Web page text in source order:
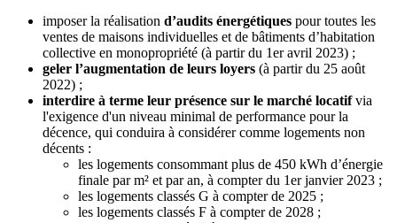
imposer la réalisation d’audits énergétiques pour toutes les
ventes de maisons individuelles et de bâtiments d’habitation
collective en monopropriété (à partir du 1er avril 2023) ;
geler l’augmentation de leurs loyers (à partir du 25 août
2022) ;
interdire à terme leur présence sur le marché locatifvia
l'exigence d'un niveau minimal de performance pour la
décence, qui conduira à considérer comme logements non
décents :
les logements consommant plus de 450 kWh d’énergie
finale par m² et par an, à compter du 1er janvier 2023 ;
les logements classés G à compter de 2025 ;
les logements classés F à compter de 2028 ;